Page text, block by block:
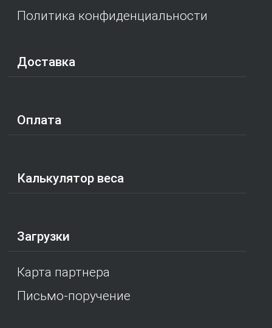
Политика конфиденциальности
Доставка
Оплата
Калькулятор веса
Загрузки
Карта партнера
Письмо-поручение